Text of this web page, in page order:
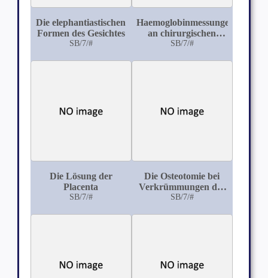
Die elephantiastischen
Formen des Gesichtes
SB/7/#
Haemoglobinmessungen
an chirurgischen
Patienten vermittelst
SB/7/#
Die Lösung der
Placenta
SB/7/#
Die Osteotomie bei
Verkrümmungen der
Gliedmassen mit
SB/7/#